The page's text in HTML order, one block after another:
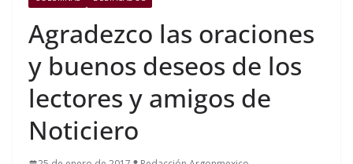
Agradezco las oraciones
y buenos deseos de los
lectores y amigos de
Noticiero